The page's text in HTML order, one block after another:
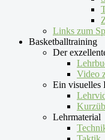
Links zum
Basketballtraining
Der
Video
Ein visuelles
Lehrmaterial